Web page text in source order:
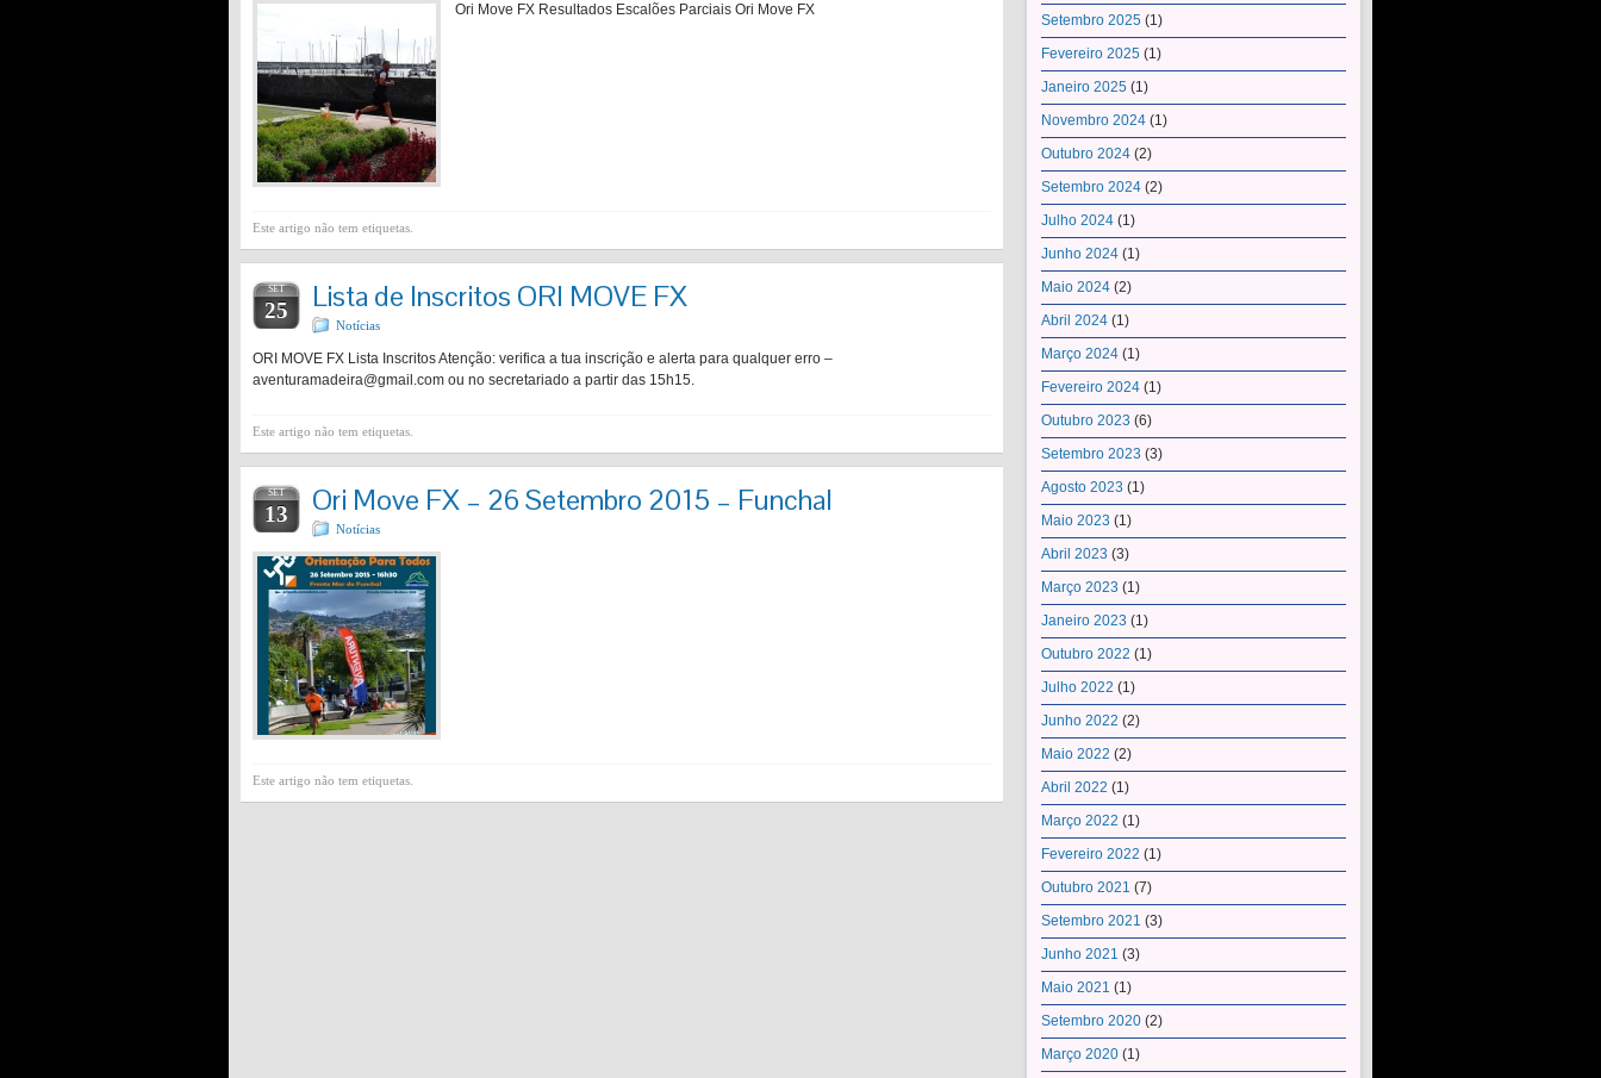
Ori Move FX Resultados Escalões Parciais Ori Move FX
Este artigo não tem etiquetas.
SET
25 Lista de Inscritos ORI MOVE FX
Notícias
ORI MOVE FX Lista Inscritos Atenção: verifica a tua inscrição e alerta para qualquer erro –
aventuramadeira@gmail.com ou no secretariado a partir das 15h15.
Este artigo não tem etiquetas.
SET
13 Ori Move FX – 26 Setembro 2015 – Funchal
Notícias
Este artigo não tem etiquetas.
Setembro 2025 (1)
Fevereiro 2025 (1)
Janeiro 2025 (1)
Novembro 2024 (1)
Outubro 2024 (2)
Setembro 2024 (2)
Julho 2024 (1)
Junho 2024 (1)
Maio 2024 (2)
Abril 2024 (1)
Março 2024 (1)
Fevereiro 2024 (1)
Outubro 2023 (6)
Setembro 2023 (3)
Agosto 2023 (1)
Maio 2023 (1)
Abril 2023 (3)
Março 2023 (1)
Janeiro 2023 (1)
Outubro 2022 (1)
Julho 2022 (1)
Junho 2022 (2)
Maio 2022 (2)
Abril 2022 (1)
Março 2022 (1)
Fevereiro 2022 (1)
Outubro 2021 (7)
Setembro 2021 (3)
Junho 2021 (3)
Maio 2021 (1)
Setembro 2020 (2)
Março 2020 (1)